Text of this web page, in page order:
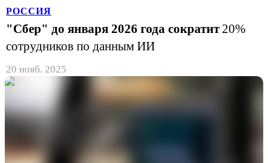
РОССИЯ
"Сбер" до января 2026 года сократит 20%
сотрудников по данным ИИ
20 нояб. 2025